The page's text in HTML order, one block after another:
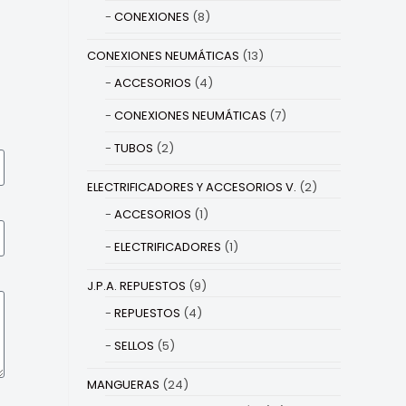
CONEXIONES (8)
CONEXIONES NEUMÁTICAS (13)
ACCESORIOS (4)
CONEXIONES NEUMÁTICAS (7)
TUBOS (2)
ELECTRIFICADORES Y ACCESORIOS V. (2)
ACCESORIOS (1)
ELECTRIFICADORES (1)
J.P.A. REPUESTOS (9)
REPUESTOS (4)
SELLOS (5)
MANGUERAS (24)